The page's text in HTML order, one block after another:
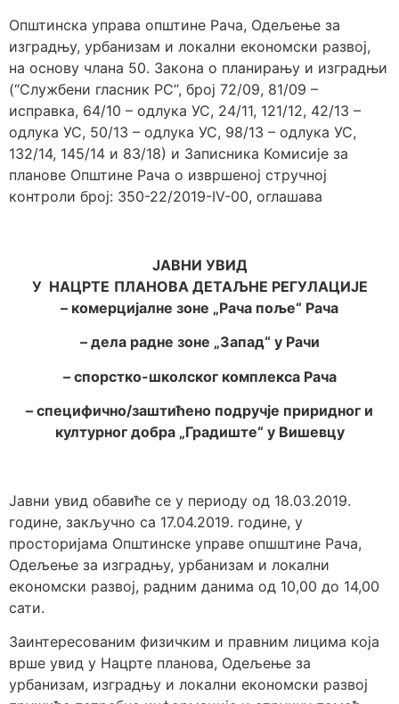
Општинска управа општине Рача, Одељење за
изградњу, урбанизам и локални економски развој,
на основу члана 50. Закона о планирању и изградњи
(“Службени гласник РС“, број 72/09, 81/09 –
исправка, 64/10 – одлука УС, 24/11, 121/12, 42/13 –
одлука УС, 50/13 – одлука УС, 98/13 – одлука УС,
132/14, 145/14 и 83/18) и Записника Комисије за
планове Општине Рача о извршеној стручној
контроли број: 350-22/2019-IV-00, оглашава
ЈАВНИ УВИД
У НАЦРТE ПЛАНОВА ДЕТАЉНЕ РЕГУЛАЦИЈЕ
– комерцијалне зоне „Рача поље“ Рача
– дела радне зоне „Запад“ у Рачи
– спорстко-школског комплекса Рача
– специфично/заштићено подручје приридног и
културног добра „Градиште“ у Вишевцу
Јавни увид обавиће се у периоду од 18.03.2019.
године, закључно са 17.04.2019. године, у
просторијама Општинске управе опшштине Рача,
Одељење за изградњу, урбанизам и локални
економски развој, радним данима од 10,00 до 14,00
сати.
Заинтересованим физичким и правним лицима која
врше увид у Нацрте планова, Одељење за
урбанизам, изградњу и локални економски развој